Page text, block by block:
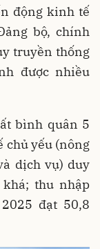
động kinh tế
bộ, chính
truyền thống
được nhiều
bình quân 5
chủ yếu (nông
dịch vụ) duy
thu nhập
đạt 50,8